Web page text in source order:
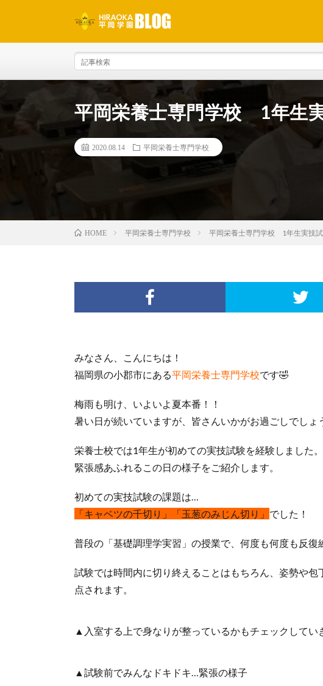
平岡栄養士専門学校 1年生
2020.08.14 平岡栄養士専門学校
HOME 平岡栄養士専門学校 平岡栄養士専門学校 1年生実技試
みなさん、こんにちは！
福岡県の小郡市にある平岡栄養士専門学校です🤣
梅雨も明け、いよいよ夏本番！！
暑い日が続いていますが、皆さんいかがお過ごしでし
栄養士校では1年生が初めての実技試験を経験しました。
緊張感あふれるこの日の様子をご紹介します。
初めての実技試験の課題は…
「キャベツの千切り」「玉葱のみじん切り」 でした！
普段の「基礎調理学実習」の授業で、何度も何度も反復
試験では時間内に切り終えることはもちろん、姿勢や
点されます。
▲入室する上で身なりが整っているかもチェックしてい
▲試験前でみんなドキドキ…緊張の様子